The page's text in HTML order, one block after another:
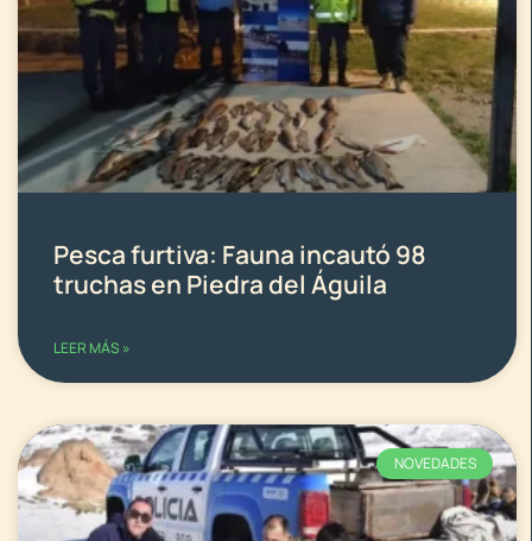
Pesca furtiva: Fauna incautó 98
truchas en Piedra del Águila
LEER MÁS »
NOVEDADES